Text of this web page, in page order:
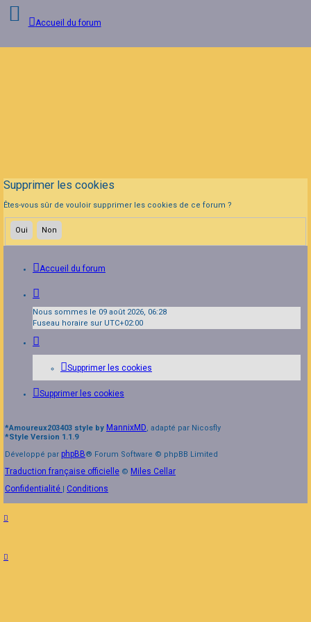
Accueil du forum
Supprimer les cookies
Êtes-vous sûr de vouloir supprimer les cookies de ce forum ?
Accueil du forum
Nous sommes le 09 août 2026, 06:28
Fuseau horaire sur UTC+02:00
Supprimer les cookies
Supprimer les cookies
*Amoureux203403 style by MannixMD, adapté par Nicosfly
*Style Version 1.1.9
Développé par phpBB® Forum Software © phpBB Limited
Traduction française officielle © Miles Cellar
Confidentialité
Conditions